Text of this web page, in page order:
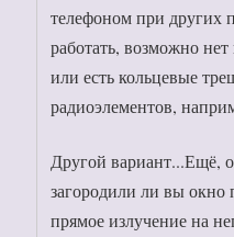
телефоном при других
работать, возможно нет
или есть кольцевые
радиоэлементов,
Другой вариант...Ещё,
загородили ли вы окно
прямое излучение на